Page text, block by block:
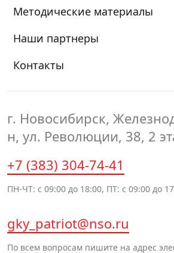
Методические материалы
Наши партнеры
Контакты
г. Новосибирск,
н, ул. Революции, 38, 2
+7 (383) 304-74-41
ПН-ЧТ: с 09:00 до 18:00, ПТ: с 09:00 до
gky_patriot@nso.ru
По всем вопросам пишите на адрес